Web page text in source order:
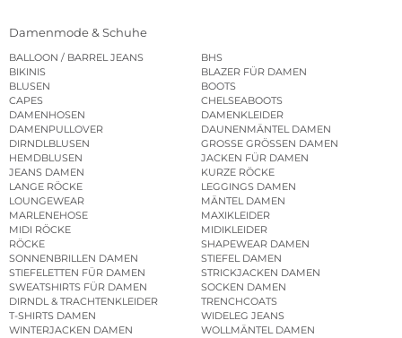
Damenmode & Schuhe
BALLOON / BARREL JEANS
BHS
BIKINIS
BLAZER FÜR DAMEN
BLUSEN
BOOTS
CAPES
CHELSEABOOTS
DAMENHOSEN
DAMENKLEIDER
DAMENPULLOVER
DAUNENMÄNTEL DAMEN
DIRNDLBLUSEN
GROSSE GRÖSSEN DAMEN
HEMDBLUSEN
JACKEN FÜR DAMEN
JEANS DAMEN
KURZE RÖCKE
LANGE RÖCKE
LEGGINGS DAMEN
LOUNGEWEAR
MÄNTEL DAMEN
MARLENEHOSE
MAXIKLEIDER
MIDI RÖCKE
MIDIKLEIDER
RÖCKE
SHAPEWEAR DAMEN
SONNENBRILLEN DAMEN
STIEFEL DAMEN
STIEFELETTEN FÜR DAMEN
STRICKJACKEN DAMEN
SWEATSHIRTS FÜR DAMEN
SOCKEN DAMEN
DIRNDL & TRACHTENKLEIDER
TRENCHCOATS
T-SHIRTS DAMEN
WIDELEG JEANS
WINTERJACKEN DAMEN
WOLLMÄNTEL DAMEN